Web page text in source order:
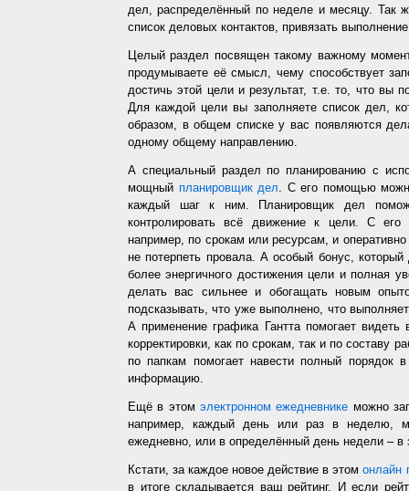
дел, распределённый по неделе и месяцу. Так
список деловых контактов, привязать
Целый раздел посвящен такому важному
продумываете её смысл, чему способствует
достичь этой цели и результат, т.е. то, что вы
Для каждой цели вы заполняете список дел,
образом, в общем списке у вас появляются
одному общему направлению.
А специальный раздел по планированию с
мощный планировщик дел. С его помощью
каждый шаг к ним. Планировщик дел
контролировать всё движение к цели. С
например, по срокам или ресурсам, и
не потерпеть провала. А особый бонус,
более энергичного достижения цели и полная
делать вас сильнее и обогащать новым
подсказывать, что уже выполнено, что
А применение графика Гантта помогает
корректировки, как по срокам, так и по составу
по папкам помогает навести полный порядок
информацию.
Ещё в этомэлектронном ежедневнике можно
например, каждый день или раз в неделю,
ежедневно, или в определённый день недели – в
Кстати, за каждое новое действие в этомонлайн
в итоге складывается ваш рейтинг. И если